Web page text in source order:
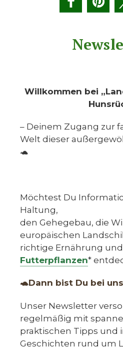
Willkommen bei
– Deinem Zugang zur
Welt dieser
🐢
Möchtest Du
Haltung,
den Gehegebau, die
europäischen
richtige Ernährung
Futterpflanzen*
🐢Dann bist Du bei
Unser Newsletter
regelmäßig mit
praktischen Tipps und
Geschichten rund um